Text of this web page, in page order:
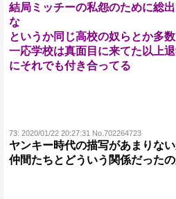
結局ミッチーの私怨のために総
な
というか同じ高校の奴らとか多
一応学校は真面目に来てた以上
にそれでも付き合ってる
73: 2020/01/22 20:27:31 No.702264723
ヤンキー時代の描写があまりな
仲間たちとどういう関係だった